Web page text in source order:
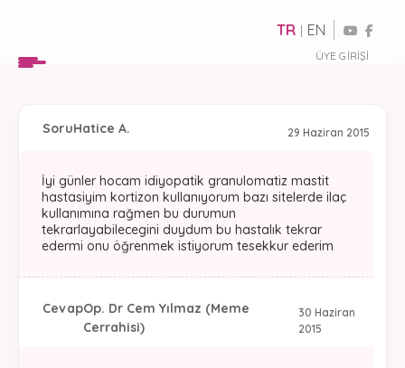
ÜYE GIRIŞI
TR | EN
29 Haziran 2015
SoruHatice A.
İyi günler hocam idiyopatik granulomatiz mastit
hastasiyim kortizon kullanıyorum bazı sitelerde ilaç
kullanımına rağmen bu durumun
tekrarlayabilecegini duydum bu hastalık tekrar
edermi onu öğrenmek istiyorum tesekkur ederim
30 Haziran
2015
CevapOp. Dr Cem Yılmaz (Meme
Cerrahisi)